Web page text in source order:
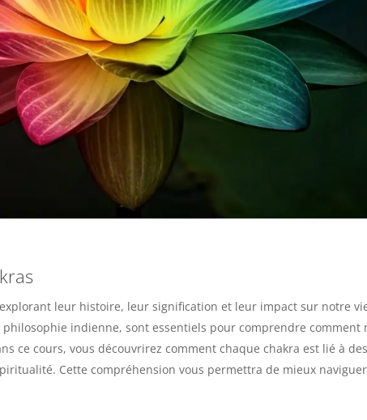
leur histoire, leur signification et leur impact sur notre
philosophie indienne, sont essentiels pour comprendre
ce cours, vous découvrirez comment chaque chakra est lié à
Cette compréhension vous permettra de mieux